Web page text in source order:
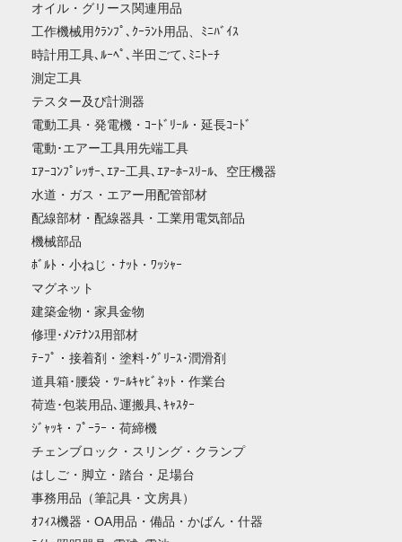
オイル・グリース関連用品
工作機械用ｸﾗﾝﾌﾟ､ｸｰﾗﾝﾄ用品、ﾐﾆﾊﾞｲｽ
時計用工具､ﾙｰﾍﾟ､半田ごて､ﾐﾆﾄｰﾁ
測定工具
テスター及び計測器
電動工具・発電機・ｺｰﾄﾞﾘｰﾙ・延長ｺｰﾄﾞ
電動･エアー工具用先端工具
ｴｱｰｺﾝﾌﾟﾚｯｻｰ､ｴｱｰ工具､ｴｱｰﾎｰｽﾘｰﾙ、空圧機器
水道・ガス・エアー用配管部材
配線部材・配線器具・工業用電気部品
機械部品
ﾎﾞﾙﾄ・小ねじ・ﾅｯﾄ・ﾜｯｼｬｰ
マグネット
建築金物・家具金物
修理･ﾒﾝﾃﾅﾝｽ用部材
ﾃｰﾌﾟ・接着剤・塗料･ｸﾞﾘｰｽ･潤滑剤
道具箱･腰袋・ﾂｰﾙｷｬﾋﾞﾈｯﾄ・作業台
荷造･包装用品､運搬具､ｷｬｽﾀｰ
ｼﾞｬｯｷ・ﾌﾟｰﾗｰ・荷締機
チェンブロック・スリング・クランプ
はしご・脚立・踏台・足場台
事務用品（筆記具・文房具）
ｵﾌｨｽ機器・OA用品・備品・かばん・什器